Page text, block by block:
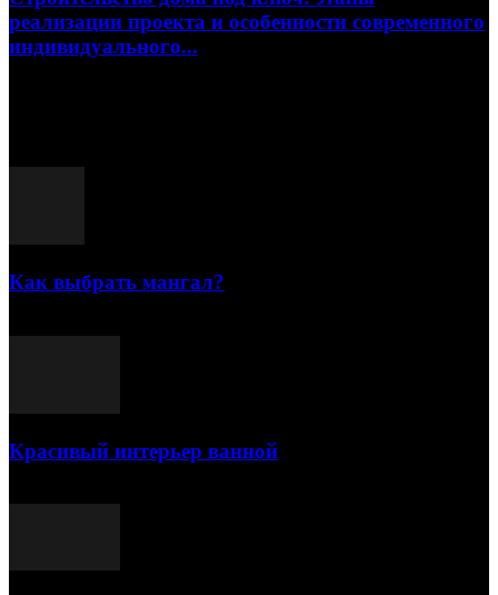
реализации проекта и особенности современного
индивидуального...
Как выбрать мангал?
Красивый интерьер ванной